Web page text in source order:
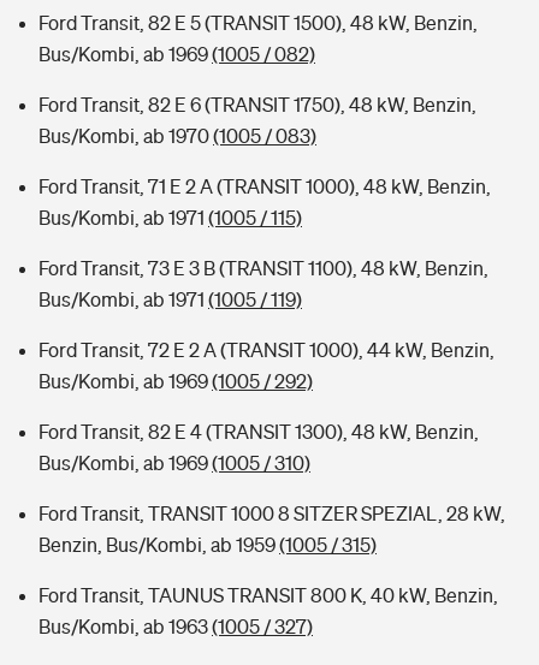
Ford Transit, 82 E 5 (TRANSIT 1500), 48 kW, Benzin,
Bus/Kombi, ab 1969(1005 / 082)
Ford Transit, 82 E 6 (TRANSIT 1750), 48 kW, Benzin,
Bus/Kombi, ab 1970(1005 / 083)
Ford Transit, 71 E 2 A (TRANSIT 1000), 48 kW, Benzin,
Bus/Kombi, ab 1971 (1005 / 115)
Ford Transit, 73 E 3 B (TRANSIT 1100), 48 kW, Benzin,
Bus/Kombi, ab 1971 (1005 / 119)
Ford Transit, 72 E 2 A (TRANSIT 1000), 44 kW, Benzin,
Bus/Kombi, ab 1969(1005 / 292)
Ford Transit, 82 E 4 (TRANSIT 1300), 48 kW, Benzin,
Bus/Kombi, ab 1969(1005 / 310)
Ford Transit, TRANSIT 1000 8 SITZER SPEZIAL, 28 kW,
Benzin, Bus/Kombi, ab 1959(1005 / 315)
Ford Transit, TAUNUS TRANSIT 800 K, 40 kW, Benzin,
Bus/Kombi, ab 1963(1005 / 327)